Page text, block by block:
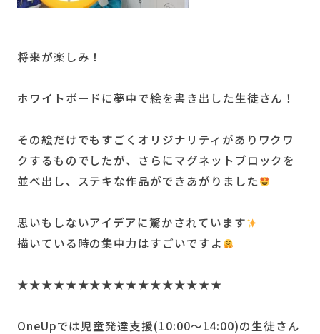
将来が楽しみ！
ホワイトボードに夢中で絵を書き出した生徒さん！
その絵だけでもすごくオリジナリティがありワクワ
クするものでしたが、さらにマグネットブロックを
並べ出し、ステキな作品ができあがりました
思いもしないアイデアに驚かされています
描いている時の集中力はすごいですよ
★★★★★★★★★★★★★★★★★
OneUpでは児童発達支援(10:00〜14:00)の生徒さん